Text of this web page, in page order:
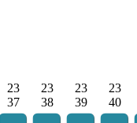
23
37
23
38
23
39
23
40